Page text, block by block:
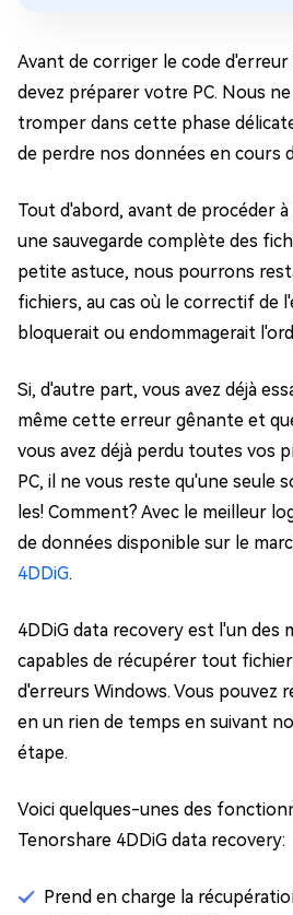
Avant de corriger le code d'erreur
devez préparer votre PC. Nous
tromper dans cette phase
de perdre nos données en cours
Tout d'abord, avant de procéder
une sauvegarde complète des
petite astuce, nous pourrons
fichiers, au cas où le correctif de
bloquerait ou endommagerait
Si, d'autre part, vous avez déjà
même cette erreur gênante et
vous avez déjà perdu toutes vos
PC, il ne vous reste qu'une seule
les! Comment? Avec le meilleur
de données disponible sur le
4DDiG.
4DDiG data recovery est l'un des
capables de récupérer tout
d'erreurs Windows. Vous pouvez
en un rien de temps en suivant
étape.
Voici quelques-unes des
Tenorshare 4DDiG data recovery:
Prend en charge la